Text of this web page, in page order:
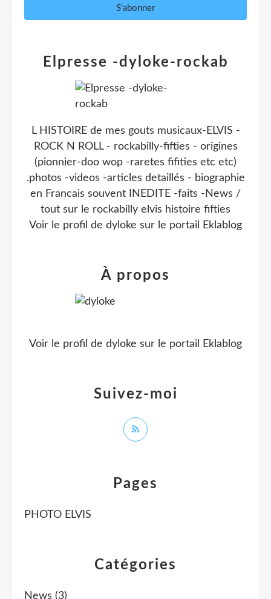
Catégories
News (3)
Pages
PHOTO ELVIS
Elpresse -dyloke-rockab
L HISTOIRE de mes gouts musicaux-ELVIS -
ROCK N ROLL - rockabilly-fifties - origines
(pionnier-doo wop -raretes fifities etc etc)
.photos -videos -articles detaillés - biographie
en Francais souvent INEDITE -faits -News /
tout sur le rockabilly elvis histoire fifties
Voir le profil de dyloke sur le portail Eklablog
Suivez-moi
À propos
Voir le profil de dyloke sur le portail Eklablog